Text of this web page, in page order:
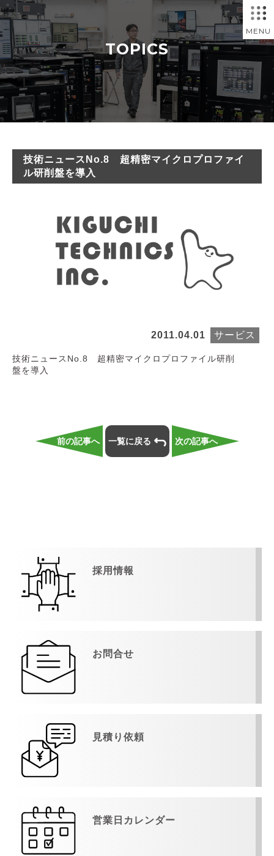
MENU
TOPICS
技術ニュースNo.8 超精密マイクロプロファイ
ル研削盤を導入
2011.04.01 サービス
技術ニュースNo.8 超精密マイクロプロファイル研削
盤を導入
前の記事へ 一覧に戻る 次の記事へ
採用情報
お問合せ
見積り依頼
営業日カレンダー